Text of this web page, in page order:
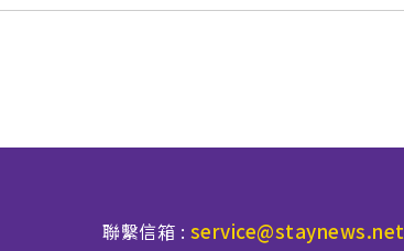
聯繫信箱 : service@staynews.net